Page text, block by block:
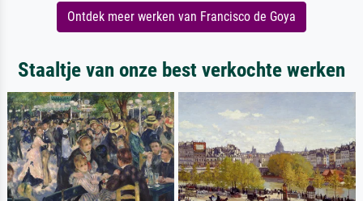
Ontdek meer werken van Francisco de Goya
Staaltje van onze best verkochte werken